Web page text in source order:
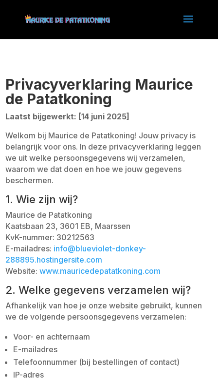
Privacyverklaring Maurice
de Patatkoning
Laatst bijgewerkt: [14 juni 2025]
Welkom bij Maurice de Patatkoning! Jouw privacy is
belangrijk voor ons. In deze privacyverklaring leggen
we uit welke persoonsgegevens wij verzamelen,
waarom we dat doen en hoe we jouw gegevens
beschermen.
1. Wie zijn wij?
Maurice de Patatkoning
Kaatsbaan 23, 3601 EB, Maarssen
KvK-nummer: 30212563
E-mailadres: info@blueviolet-donkey-
288895.hostingersite.com
Website:www.mauricedepatatkoning.com
2. Welke gegevens verzamelen wij?
Afhankelijk van hoe je onze website gebruikt, kunnen
we de volgende persoonsgegevens verzamelen:
Voor- en achternaam
E-mailadres
Telefoonnummer (bij bestellingen of contact)
IP-adres